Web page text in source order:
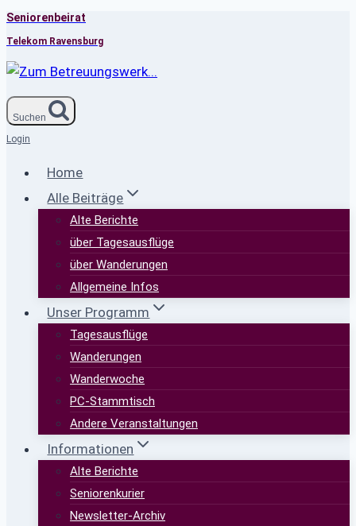
Zum
Inhalt
springen
Seniorenbeirat
Telekom Ravensburg
Suchen
Login
Home
Alle Beiträge
Alte Berichte
über Tagesausflüge
über Wanderungen
Allgemeine Infos
Unser Programm
Tagesausflüge
Wanderungen
Wanderwoche
PC-Stammtisch
Andere Veranstaltungen
Informationen
Alte Berichte
Seniorenkurier
Newsletter-Archiv